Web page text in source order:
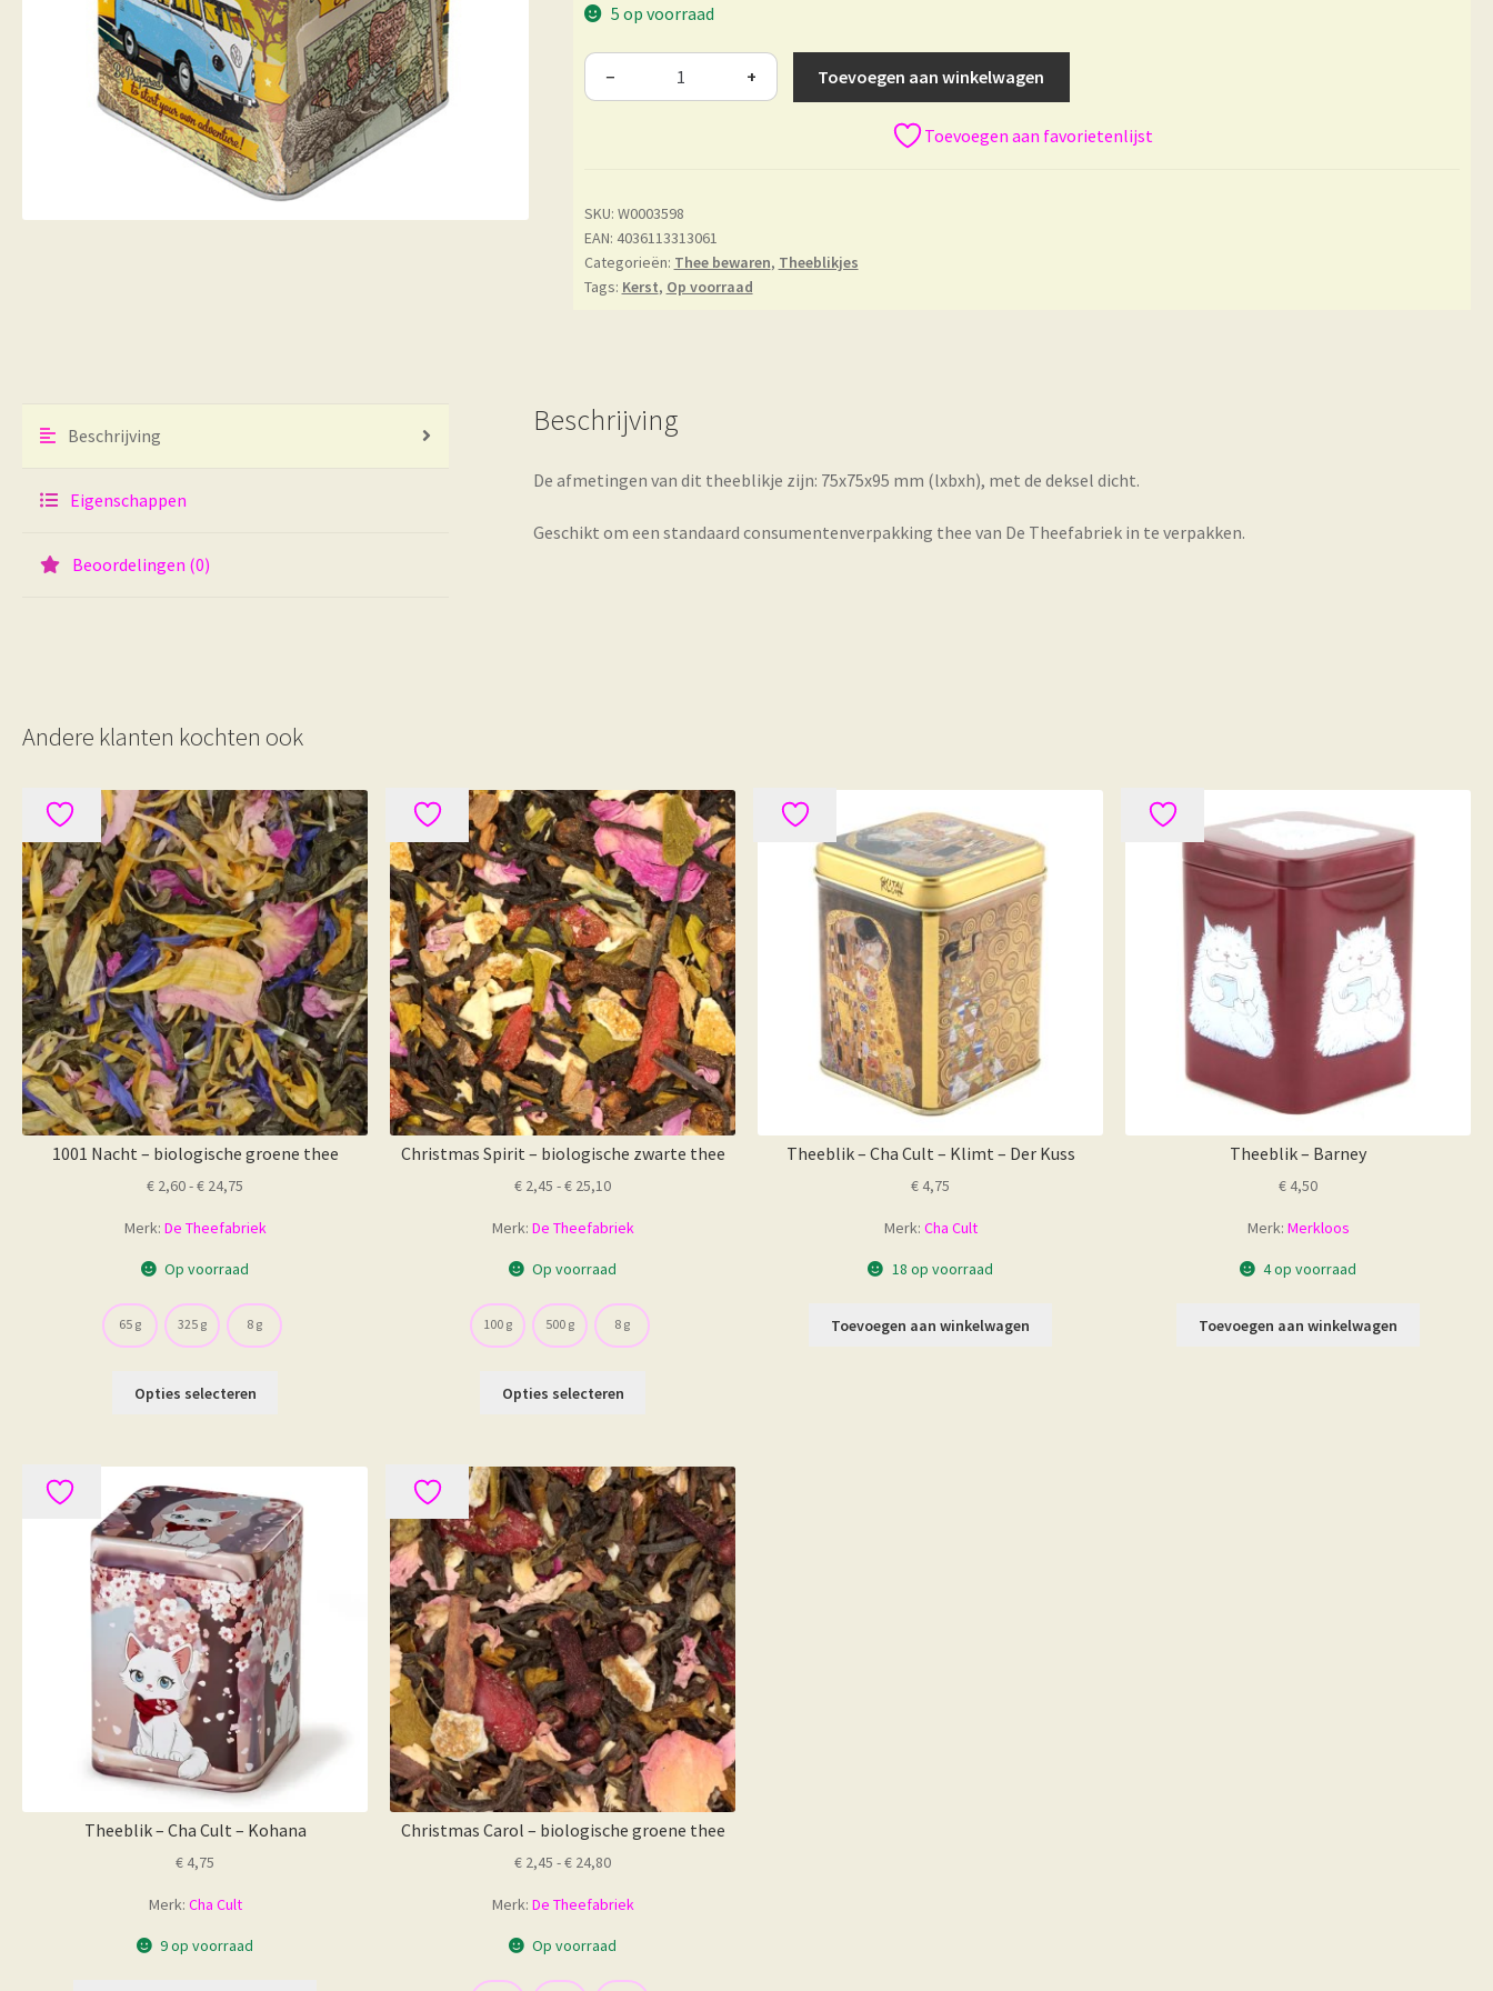
5 op voorraad
− + Toevoegen aan winkelwagen
Toevoegen aan favorietenlijst
SKU: W0003598
EAN: 4036113313061
Categorieën: Thee bewaren, Theeblikjes
Tags: Kerst, Op voorraad
Beschrijving
Eigenschappen
Beoordelingen (0)
Beschrijving
De afmetingen van dit theeblikje zijn: 75x75x95 mm (lxbxh), met de deksel dicht.
Geschikt om een standaard consumentenverpakking thee van De Theefabriek in te verpakken.
Andere klanten kochten ook
1001 Nacht – biologische groene thee
€ 2,60-€ 24,75
tot
Merk: De Theefabriek
Op voorraad
65 g 325 g 8 g
Opties selecteren
Deze
optie
kan
gekozen
worden
op
de
productpagina
Christmas Spirit – biologische zwarte thee
€ 2,45 -€ 25,10Prijsklasse:
tot
Merk: De Theefabriek
Op voorraad
100 g 500 g 8 g
Opties selecteren
variaties.
Deze
optie
kan
gekozen
worden
op
de
productpagina
Theeblik – Cha Cult – Klimt – Der Kuss
€ 4,75
Merk: Cha Cult
18 op voorraad
Toevoegen aan winkelwagen
Theeblik – Barney
€ 4,50
Merk: Merkloos
4 op voorraad
Toevoegen aan winkelwagen
Theeblik – Cha Cult – Kohana
€ 4,75
Merk: Cha Cult
9 op voorraad
Christmas Carol – biologische groene thee
€ 2,45 -€ 24,80Prijsklasse:
tot
Merk: De Theefabriek
Op voorraad